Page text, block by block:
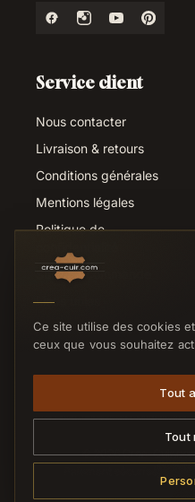
Service client
Nous contacter
Livraison & retours
Conditions générales
Mentions légales
Politique de
Suivi de commande
Liens utiles
© 2026 Crea-
Ce site utilise des cookies
ceux que vous souhaitez
Tout
Tout